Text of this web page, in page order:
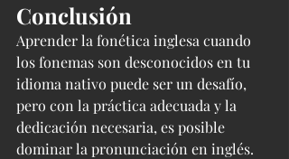
Conclusión
Aprender la fonética inglesa cuando
los fonemas son desconocidos en tu
idioma nativo puede ser un desafío,
pero con la práctica adecuada y la
dedicación necesaria, es posible
dominar la pronunciación en inglés.